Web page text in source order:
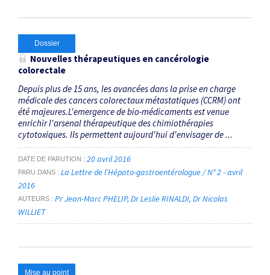
Dossier
Nouvelles thérapeutiques en cancérologie
colorectale
Depuis plus de 15 ans, les avancées dans la prise en charge
médicale des cancers colorectaux métastatiques (CCRM) ont
été majeures.L'emergence de bio-médicaments est venue
enrichir l'arsenal thérapeutique des chimiothérapies
cytotoxiques. Ils permettent aujourd'hui d'envisager de ...
DATE DE PARUTION 20 avril 2016
PARU DANS
La Lettre de l’Hépato-gastroentérologue / N° 2 - avril
2016
AUTEURS Pr Jean-Marc PHELIP Dr Leslie RINALDI Dr Nicolas
WILLIET
Mise au point